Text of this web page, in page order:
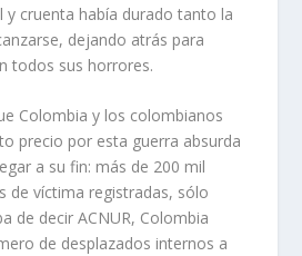
y cruenta había durado tanto la
dejando atrás para
todos sus horrores.
Colombia y los colombianos
precio por esta guerra absurda
a su fin: más de 200 mil
de víctima registradas, sólo
de decir ACNUR, Colombia
de desplazados internos a